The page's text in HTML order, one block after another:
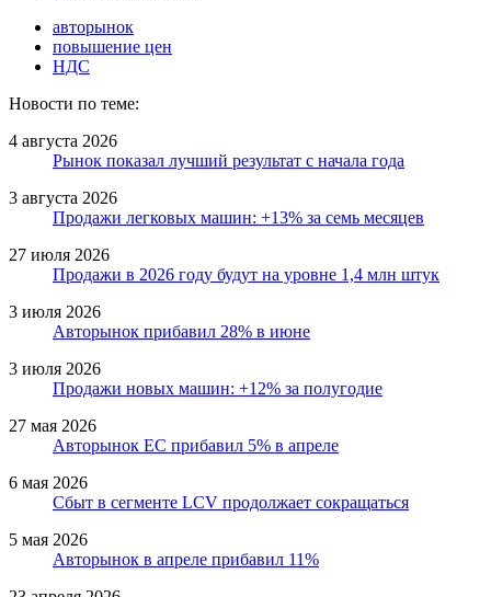
авторынок
повышение цен
НДС
Новости по теме:
4 августа 2026
Рынок показал лучший результат с начала года
3 августа 2026
Продажи легковых машин: +13% за семь месяцев
27 июля 2026
Продажи в 2026 году будут на уровне 1,4 млн штук
3 июля 2026
Авторынок прибавил 28% в июне
3 июля 2026
Продажи новых машин: +12% за полугодие
27 мая 2026
Авторынок ЕС прибавил 5% в апреле
6 мая 2026
Сбыт в сегменте LCV продолжает сокращаться
5 мая 2026
Авторынок в апреле прибавил 11%